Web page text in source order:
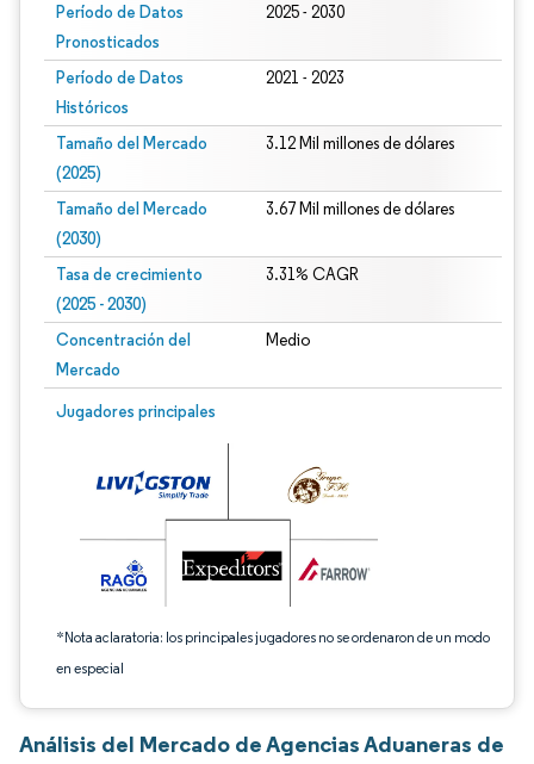
Período de Datos
Pronosticados
2025 - 2030
Período de Datos
Históricos
2021 - 2023
Tamaño del Mercado
(2025)
3.12 Mil millones de dólares
Tamaño del Mercado
(2030)
3.67 Mil millones de dólares
Tasa de crecimiento
(2025 - 2030)
3.31% CAGR
Concentración del
Mercado
Medio
Jugadores principales
*Nota aclaratoria: los principales jugadores no se ordenaron de un modo
en especial
Imagen © Mordor Intelligence. El uso requiere atribución según CC BY 4.0.
Análisis del Mercado de Agencias Aduaneras de